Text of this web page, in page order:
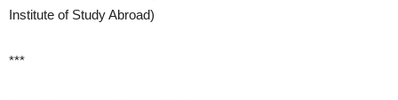
Institute of Study Abroad)
***